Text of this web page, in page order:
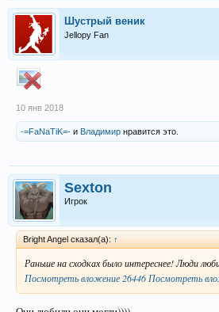
Шустрый веник
Jellopy Fan
10 янв 2018
-=FaNaTiK=- и Владимир нравится это.
Sexton
Игрок
Bright Angel сказал(а): ↑
Раньше на сходках было интереснее! Люди
Посмотреть вложение 26446 Посмотреть